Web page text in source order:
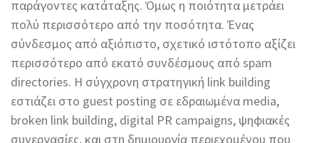
παράγοντες κατάταξης. Όμως η ποιότητα μετράει
πολύ περισσότερο από την ποσότητα. Ένας
σύνδεσμος από αξιόπιστο, σχετικό ιστότοπο αξίζει
περισσότερο από εκατό συνδέσμους από spam
directories. Η σύγχρονη στρατηγική link building
εστιάζει στο guest posting σε εδραιωμένα media,
broken link building, digital PR campaigns, ψηφιακές
συνεργασίες, και στη δημιουργία περιεχομένου που